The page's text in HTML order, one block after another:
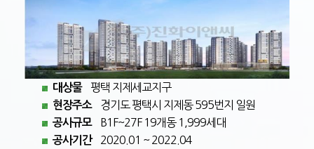
대상물 평택 지제세교지구
현장주소 경기도 평택시 지제동 595번지 일원
공사규모 B1F~27F 19개동 1,999세대
공사기간 2020.01 ~ 2022.04